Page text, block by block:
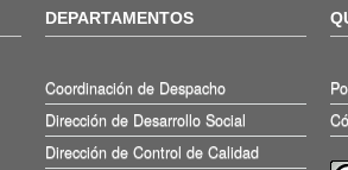
DEPARTAMENTOS
Coordinación de Despacho
Dirección de Desarrollo Social
Dirección de Control de Calidad